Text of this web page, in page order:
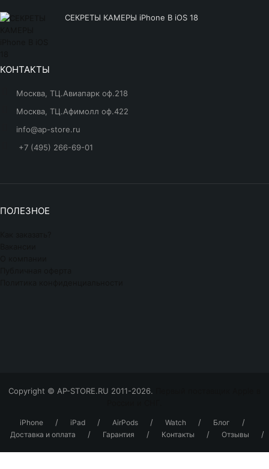
СЕКРЕТЫ КАМЕРЫ iPhone В iOS 18
КОНТАКТЫ
Москва, ТЦ.Авиапарк оф.218
Москва, ТЦ.Афимолл оф.422
info@ap-store.ru
+7 (495) 266-69-01
ПОЛЕЗНОЕ
Copyright © AP-STORE.RU 2011-2026.
iPhone / iPad / AirPods / Watch / Блог /
Доставка и оплата / Гарантия / Контакты / Отзывы /